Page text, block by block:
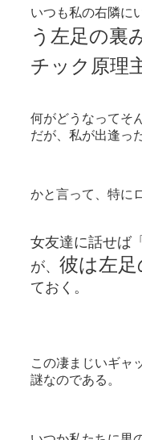
いつも私の右隣に
う左足の裏
チック原理
何がどうなってそ
だが、私が出逢っ
かと言って、特に
女友達に話せば
が、 彼は左
ておく。
この凄まじいギャ
謎なのである。